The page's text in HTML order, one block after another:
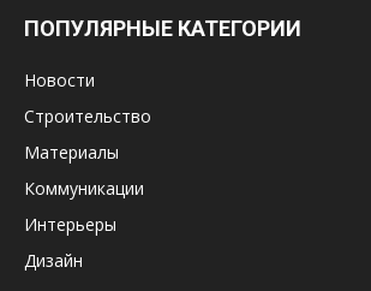
ПОПУЛЯРНЫЕ КАТЕГОРИИ
Новости
Строительство
Материалы
Коммуникации
Интерьеры
Дизайн